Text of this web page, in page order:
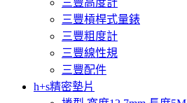
三豐槓桿式量錶
三豐粗度計
三豐線性規
三豐配件
h+s精密墊片